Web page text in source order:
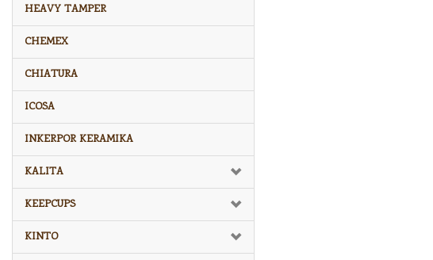
HEAVY TAMPER
CHEMEX
CHIATURA
ICOSA
INKERPOR KERAMIKA
KALITA
KEEPCUPS
KINTO